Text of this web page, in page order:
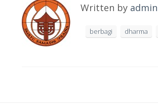
Written by admin
berbagi dharma